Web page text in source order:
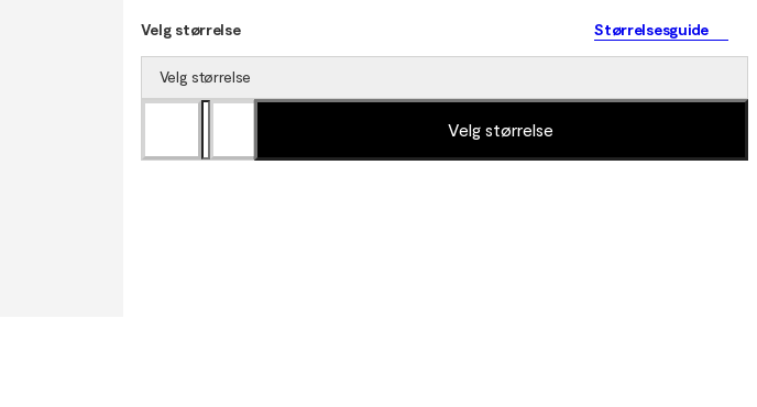
Velg størrelse Størrelsesguide
Velg størrelse
Velg størrelse